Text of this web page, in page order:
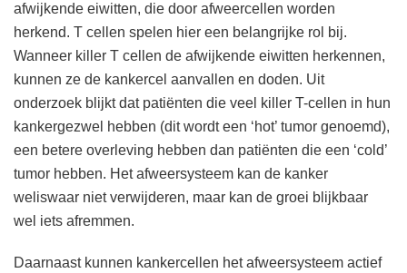
afwijkende eiwitten, die door afweercellen worden
herkend. T cellen spelen hier een belangrijke rol bij.
Wanneer killer T cellen de afwijkende eiwitten herkennen,
kunnen ze de kankercel aanvallen en doden. Uit
onderzoek blijkt dat patiënten die veel killer T-cellen in hun
kankergezwel hebben (dit wordt een ‘hot’ tumor genoemd),
een betere overleving hebben dan patiënten die een ‘cold’
tumor hebben. Het afweersysteem kan de kanker
weliswaar niet verwijderen, maar kan de groei blijkbaar
wel iets afremmen.
Daarnaast kunnen kankercellen het afweersysteem actief